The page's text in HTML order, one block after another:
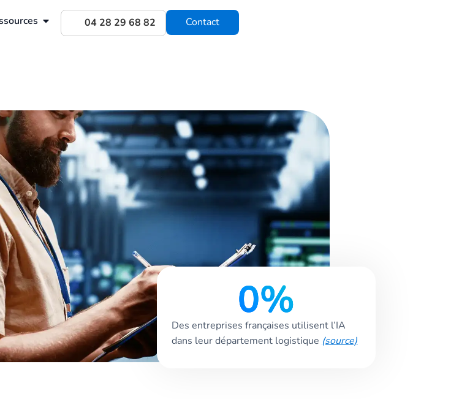
04 28 29 68 82 Contact
0%
Des entreprises françaises utilisent l’IA
dans leur département logistique (source)